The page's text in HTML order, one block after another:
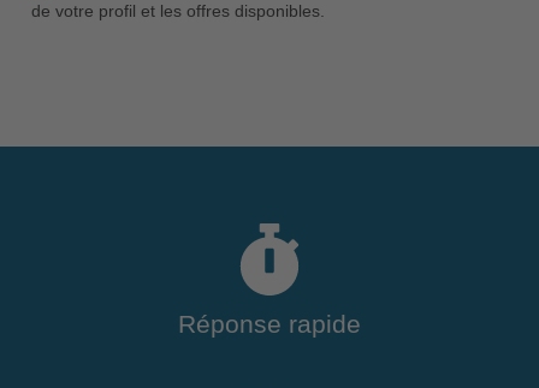
de votre profil et les offres disponibles.
Réponse rapide